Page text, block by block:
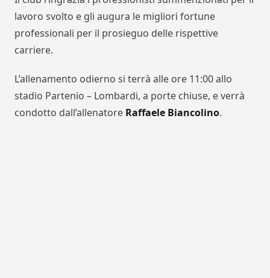
lavoro svolto e gli augura le migliori fortune
professionali per il prosieguo delle rispettive
carriere.
L’allenamento odierno si terrà alle ore 11:00 allo
stadio Partenio – Lombardi, a porte chiuse, e verrà
condotto dall’allenatore Raffaele Biancolino.